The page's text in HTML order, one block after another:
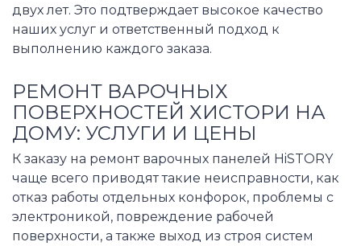
двух лет. Это подтверждает высокое качество
наших услуг и ответственный подход к
выполнению каждого заказа.
РЕМОНТ ВАРОЧНЫХ
ПОВЕРХНОСТЕЙ ХИСТОРИ НА
ДОМУ: УСЛУГИ И ЦЕНЫ
К заказу на ремонт варочных панелей HiSTORY
чаще всего приводят такие неисправности, как
отказ работы отдельных конфорок, проблемы с
электроникой, повреждение рабочей
поверхности, а также выход из строя систем